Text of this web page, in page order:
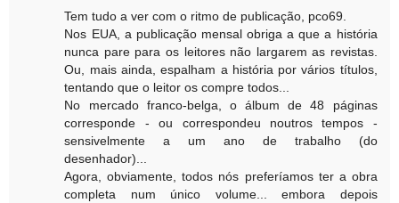
Tem tudo a ver com o ritmo de publicação, pco69.
Nos EUA, a publicação mensal obriga a que a história
nunca pare para os leitores não largarem as revistas.
Ou, mais ainda, espalham a história por vários títulos,
tentando que o leitor os compre todos...
No mercado franco-belga, o álbum de 48 páginas
corresponde - ou correspondeu noutros tempos -
sensivelmente a um ano de trabalho (do
desenhador)...
Agora, obviamente, todos nós preferíamos ter a obra
completa num único volume... embora depois